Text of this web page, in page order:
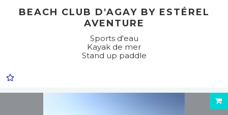
BEACH CLUB D'AGAY BY ESTÉREL
AVENTURE
Sports d'eau
Kayak de mer
Stand up paddle